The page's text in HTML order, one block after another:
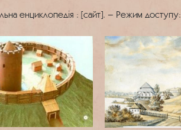
енциклопедія : [сайт]. – Режим доступу: